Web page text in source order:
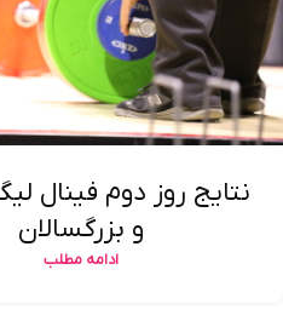
نتایج روز دوم فینال
و بزرگسالان
ادامه مطلب